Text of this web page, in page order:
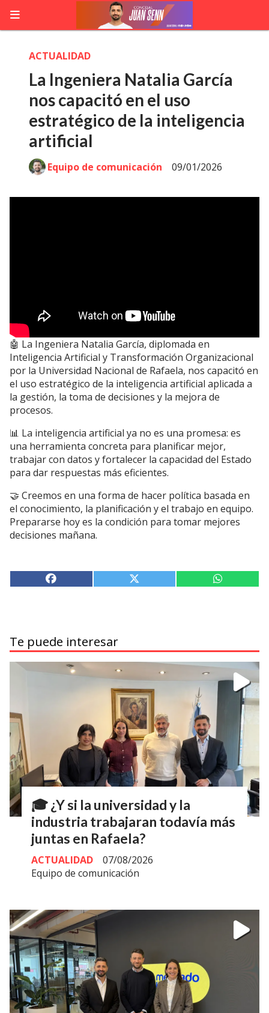
La Ingeniera Natalia García
nos capacitó en el uso
estratégico de la inteligencia
artificial
ACTUALIDAD
09/01/2026
Equipo de comunicación
🤖 La Ingeniera Natalia García, diplomada en
Inteligencia Artificial y Transformación Organizacional
por la Universidad Nacional de Rafaela, nos capacitó en
el uso estratégico de la inteligencia artificial aplicada a
la gestión, la toma de decisiones y la mejora de
procesos.
📊 La inteligencia artificial ya no es una promesa: es
una herramienta concreta para planificar mejor,
trabajar con datos y fortalecer la capacidad del Estado
para dar respuestas más eficientes.
🤝 Creemos en una forma de hacer política basada en
el conocimiento, la planificación y el trabajo en equipo.
Prepararse hoy es la condición para tomar mejores
decisiones mañana.
Te puede interesar
🎓 ¿Y si la universidad y la
industria trabajaran todavía más
juntas en Rafaela?
Equipo de comunicación
ACTUALIDAD 07/08/2026